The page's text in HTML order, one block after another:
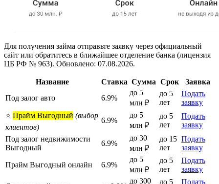
Для получения займа отправьте заявку через официальный
сайт или обратитесь в ближайшее отделение банка (лицензия
ЦБ РФ № 963). Обновлено: 07.08.2026.
Название Ставка Сумма Срок
Заявка
Под залог авто
6.9%
до 5
млн ₽
до 5
лет
Подать
заявку
⭐ Прайм Выгодный (выбор
клиентов)
6.9%
до 5
млн ₽
до 5
лет
Подать
заявку
Под залог недвижимости
Выгодный
6.9%
до 30
млн ₽
до 15
лет
Подать
заявку
Прайм Выгодный онлайн 6.9%
до 5
млн ₽
до 5
лет
Подать
заявку
до 300
до 5
Подать